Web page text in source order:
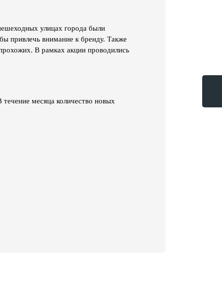
улицах города были
привлечь внимание к бренду. Также
В рамках акции проводились
месяца количество новых